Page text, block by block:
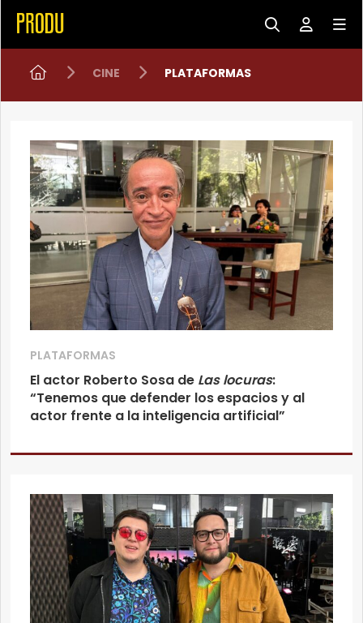
CINE PLATAFORMAS
PLATAFORMAS
El actor Roberto Sosa de Las locuras:
“Tenemos que defender los espacios y al
actor frente a la inteligencia artificial”